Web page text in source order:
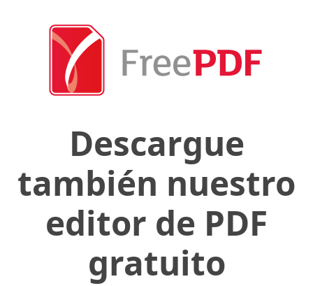
Descargue
también nuestro
editor de PDF
gratuito